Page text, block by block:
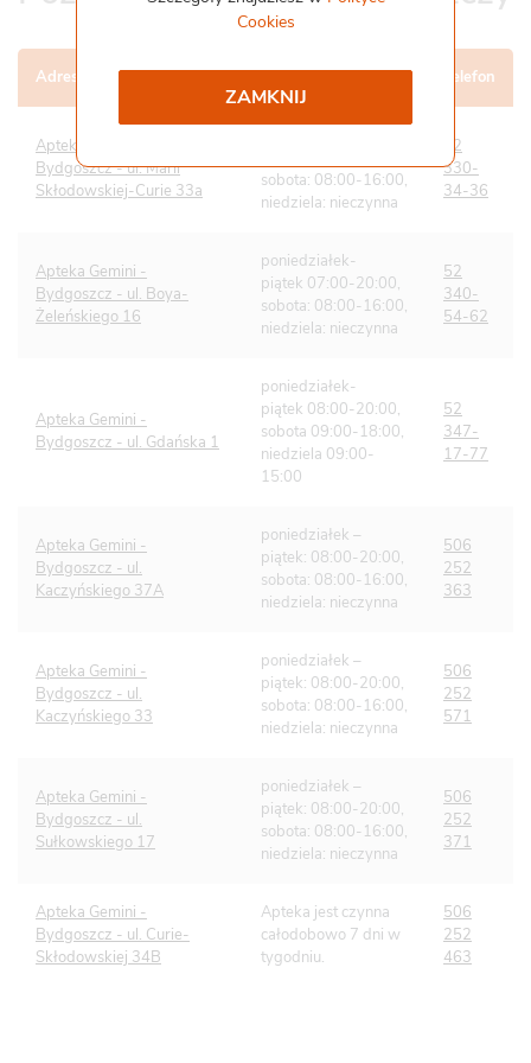
Współpraca i kontakt
Staż
Gemini Praca
Adres apteki Godziny otwarcia Telefon
Apteka Gemini -
Bydgoszcz - ul. Marii
Skłodowskiej-Curie 33a
sobota: 08:00-16:00,
niedziela: nieczynna
52
330-
34-36
Apteka Gemini -
Bydgoszcz - ul. Boya-
Żeleńskiego 16
poniedziałek-
piątek 07:00-20:00,
sobota: 08:00-16:00,
niedziela: nieczynna
52
340-
54-62
Apteka Gemini -
Bydgoszcz - ul. Gdańska 1
poniedziałek-
piątek 08:00-20:00,
sobota 09:00-18:00,
niedziela 09:00-
15:00
52
347-
17-77
Apteka Gemini -
Bydgoszcz - ul.
Kaczyńskiego 37A
poniedziałek –
piątek: 08:00-20:00,
sobota: 08:00-16:00,
niedziela: nieczynna
506
252
363
Apteka Gemini -
Bydgoszcz - ul.
Kaczyńskiego 33
poniedziałek –
piątek: 08:00-20:00,
sobota: 08:00-16:00,
niedziela: nieczynna
506
252
571
Apteka Gemini -
Bydgoszcz - ul.
Sułkowskiego 17
poniedziałek –
piątek: 08:00-20:00,
sobota: 08:00-16:00,
niedziela: nieczynna
506
252
371
Apteka Gemini -
Bydgoszcz - ul. Curie-
Skłodowskiej 34B
Apteka jest czynna
całodobowo 7 dni w
tygodniu.
506
252
463
Cookies
ZAMKNIJ